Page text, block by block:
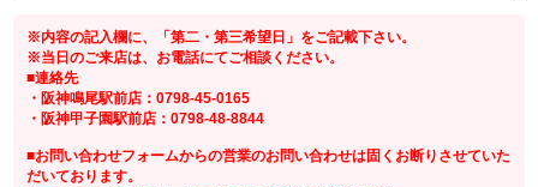
※内容の記入欄に、「第二・第三希望日」をご記載下さい。
※当日のご来店は、お電話にてご相談ください。
■連絡先
・阪神鳴尾駅前店：0798-45-0165
・阪神甲子園駅前店：0798-48-8844
■お問い合わせフォームからの営業のお問い合わせは固くお断りさせていた
だいております。